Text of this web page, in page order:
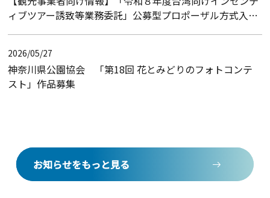
お知らせをもっと見る
ィブツアー誘致等業務委託」公募型プロポーザル方式入札
2026/05/27
神奈川県公園協会 「第18回 花とみどりのフォトコンテ
スト」作品募集
お知らせをもっと見る